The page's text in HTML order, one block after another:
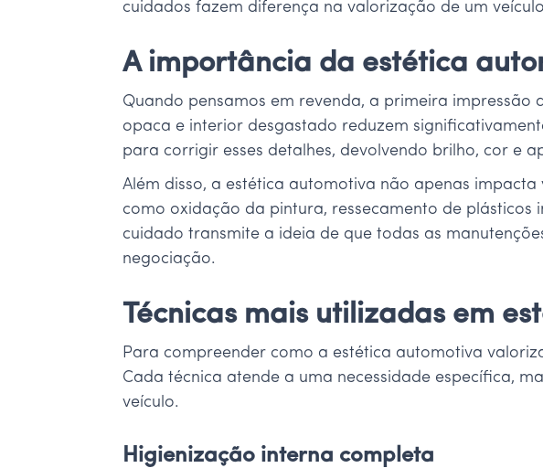
cuidados fazem diferença na valorização de um
A importância da estética
Quando pensamos em revenda, a primeira
opaca e interior desgastado reduzem
para corrigir esses detalhes, devolvendo brilho, cor e
Além disso, a estética automotiva não apenas
como oxidação da pintura, ressecamento de plásticos
cuidado transmite a ideia de que todas as
negociação.
Técnicas mais utilizadas em
Para compreender como a estética automotiva
Cada técnica atende a uma necessidade específica,
veículo.
Higienização interna completa